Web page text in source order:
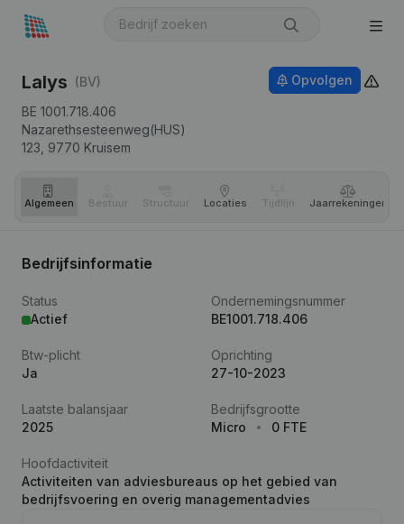
Lalys (BV)
BE 1001.718.406
Nazarethsesteenweg(HUS)
123, 9770 Kruisem
Opvolgen
Algemeen Bestuur Structuur Locaties Tijdlijn Jaar­rekeningen
Bedrijfsinformatie
Status
Actief
Ondernemingsnummer
BE1001.718.406
Btw-plicht
Ja
Oprichting
27-10-2023
Laatste balansjaar
2025
Bedrijfsgrootte
Micro
0 FTE
Hoofdactiviteit
Activiteiten van adviesbureaus op het gebied van
bedrijfsvoering en overig managementadvies